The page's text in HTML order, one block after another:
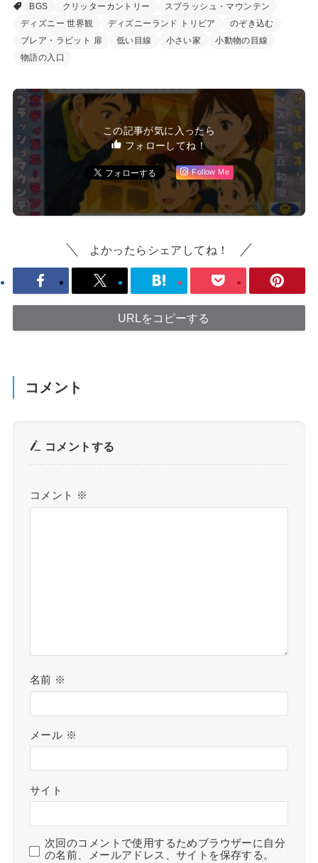
BGS
クリッターカントリー
スプラッシュ・マウンテン
ディズニー 世界観
ディズニーランド トリビア
のぞき込む
ブレア・ラビット 扉
低い目線 小さい家
小動物の目線
物語の入口
この記事が気に入ったら
フォローしてね！
Follow Me
よかったらシェアしてね！
URLをコピーする
コメント
コメントする
コメント ※
名前 ※
メール ※
サイト
次回のコメントで使用するためブラウザーに自分
の名前、メールアドレス、サイトを保存する。